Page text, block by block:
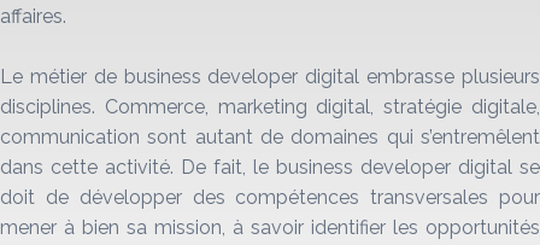
affaires.
Le métier de business developer digital embrasse plusieurs
disciplines. Commerce, marketing digital, stratégie digitale,
communication sont autant de domaines qui s’entremêlent
dans cette activité. De fait, le business developer digital se
doit de développer des compétences transversales pour
mener à bien sa mission, à savoir identifier les opportunités